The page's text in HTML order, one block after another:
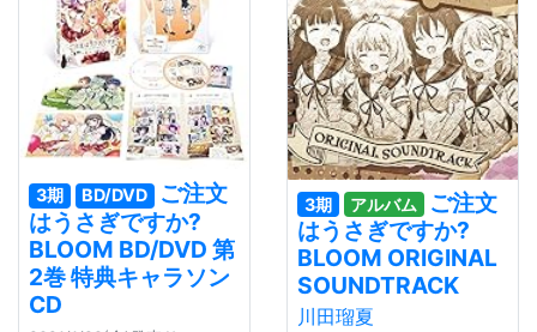
3期 BD/DVD
ご注文
はうさぎですか?
BLOOM BD/DVD 第
2巻 特典キャラソン
CD
3期 アルバム
ご注文
はうさぎですか?
BLOOM ORIGINAL
SOUNDTRACK
川田瑠夏